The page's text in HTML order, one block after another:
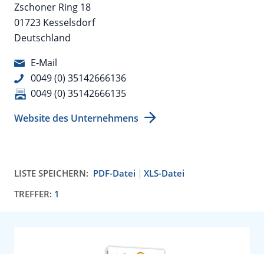
Zschoner Ring 18
01723 Kesselsdorf
Deutschland
E-Mail
0049 (0) 35142666136
0049 (0) 35142666135
Website des Unternehmens
LISTE SPEICHERN: PDF-Datei
XLS-Datei
TREFFER: 1